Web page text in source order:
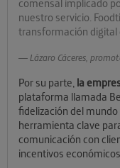
comensal implicado
nuestro servicio.
transformación digital
Lázaro Cáceres,
Por su parte, la
plataforma llamada
fidelización del
herramienta clave
comunicación con
incentivos